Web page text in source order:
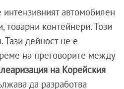
интензивният автомобилен
товарни контейнери. Този
Тази дейност не е
на преговорите между
на Корейския
да разработва